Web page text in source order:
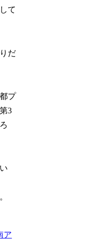
て
だ
プ
3
ア